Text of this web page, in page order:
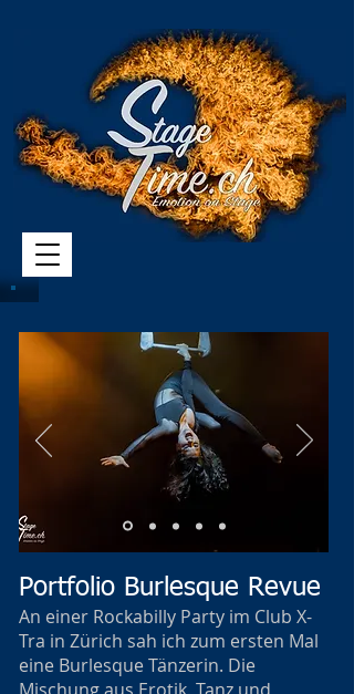
Portfolio Burlesque Revue
An einer Rockabilly Party im Club X-
Tra in Zürich sah ich zum ersten Mal
eine Burlesque Tänzerin. Die